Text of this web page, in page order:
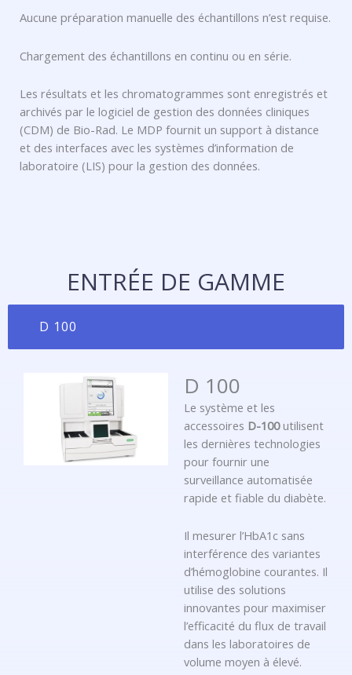
Aucune préparation manuelle des échantillons n’est requise.
Chargement des échantillons en continu ou en série.
Les résultats et les chromatogrammes sont enregistrés et
archivés par le logiciel de gestion des données cliniques
(CDM) de Bio-Rad. Le MDP fournit un support à distance
et des interfaces avec les systèmes d’information de
laboratoire (LIS) pour la gestion des données.
ENTRÉE DE GAMME
D 100
D 100
Le système et les
accessoires D-100utilisent
les dernières technologies
pour fournir une
surveillance automatisée
rapide et fiable du diabète.
Il mesurer l’HbA1c sans
interférence des variantes
d’hémoglobine courantes. Il
utilise des solutions
innovantes pour maximiser
l’efficacité du flux de travail
dans les laboratoires de
volume moyen à élevé.